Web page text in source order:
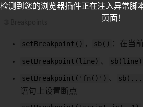
setBreakpoint() ， sb() ：在当
setBreakpoint(line) 、 sb(line)
setBreakpoint('fn()') 、
语句上设置断点
检测到您的浏览器插件正在注入异常脚
页面！